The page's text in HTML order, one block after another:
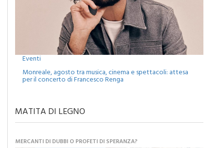
Monreale, agosto tra musica, cinema e spettacoli: attesa
per il concerto di Francesco Renga